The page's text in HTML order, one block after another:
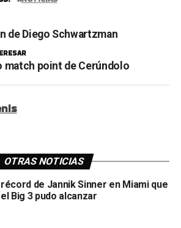
de Diego Schwartzman
match point de Cerúndolo
OTRAS NOTICIAS
récord de Jannik Sinner en Miami que
Big 3 pudo alcanzar